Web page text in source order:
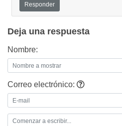
Responder
Deja una respuesta
Nombre:
Correo electrónico: